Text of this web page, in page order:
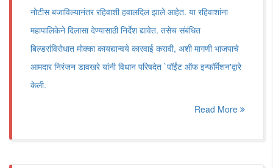
नोटीस बजाविल्यानंतर रहिवाशी हवालदिल झाले आहेत. या रहिवाशांना
महापालिकेने दिलासा देण्यासाठी निर्देश द्यावेत. तसेच संबंधित
बिल्डरांविरोधात मोक्का कायद्यान्वये कारवाई करावी, अशी मागणी भाजपाचे
आमदार निरंजन डावखरे यांनी विधान परिषदेत `पॉईंट ऑफ इन्फॉर्मेशन'द्वारे
केली.
Read More